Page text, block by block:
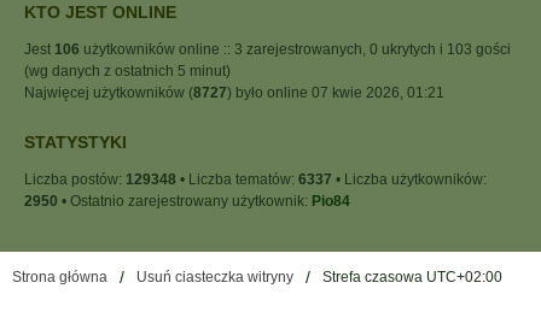
KTO JEST ONLINE
Jest 106 użytkowników online :: 3 zarejestrowanych, 0 ukrytych i 103 gości
(wg danych z ostatnich 5 minut)
Najwięcej użytkowników (8727) było online 07 kwie 2026, 01:21
STATYSTYKI
Liczba postów: 129348 • Liczba tematów: 6337 • Liczba użytkowników:
2950 • Ostatnio zarejestrowany użytkownik: Pio84
Strona główna Usuń ciasteczka witryny Strefa czasowa UTC+02:00